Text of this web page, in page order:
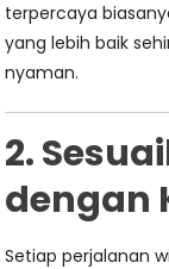
terpercaya
yang lebih baik
nyaman.
2.
dengan
Setiap perjalanan